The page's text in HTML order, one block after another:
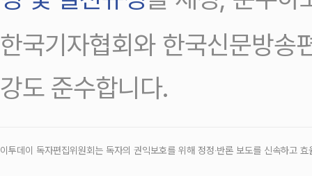
한국기자협회와 한국신문방송
강도 준수합니다.
이투데이 독자편집위원회는 독자의 권익보호를 위해 정정‧반론 보도를 신속하고